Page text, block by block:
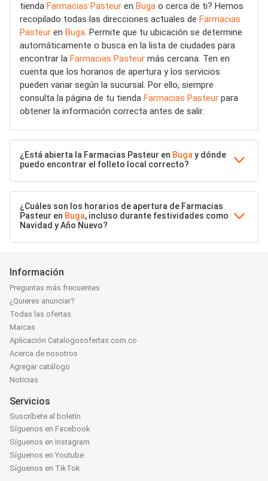
tienda Farmacias Pasteur en Buga o cerca de ti? Hemos
recopilado todas las direcciones actuales de Farmacias
Pasteur en Buga. Permite que tu ubicación se determine
automáticamente o busca en la lista de ciudades para
encontrar la Farmacias Pasteur más cercana. Ten en
cuenta que los horarios de apertura y los servicios
pueden variar según la sucursal. Por ello, siempre
consulta la página de tu tienda Farmacias Pasteur para
obtener la información correcta antes de salir.
¿Está abierta la Farmacias Pasteur en Buga y dónde
puedo encontrar el folleto local correcto?
¿Cuáles son los horarios de apertura de Farmacias
Pasteur en Buga, incluso durante festividades como
Navidad y Año Nuevo?
Información
Preguntas más frecuentes
¿Quieres anunciar?
Todas las ofertas
Marcas
Aplicación Catalogosofertas.com.co
Acerca de nosotros
Agregar catálogo
Noticias
Servicios
Suscríbete al boletín
Síguenos en Facebook
Síguenos en Instagram
Síguenos en Youtube
Síguenos en TikTok